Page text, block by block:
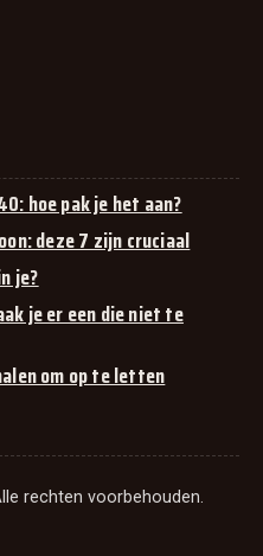
hoe pak je het aan?
deze 7 zijn cruciaal
je?
je er een die niet te
om op te letten
rechten voorbehouden.